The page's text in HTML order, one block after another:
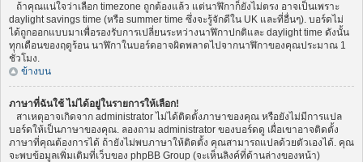
ถ้าคุณแน่ใจว่าเลือก timezone ถูกต้องแล้ว แต่นาฬิกาก็ยังไม่ตรง อาจเป็นเพราะ
daylight savings time (หรือ summer time ซึ่งจะรู้จักดีใน UK และที่อื่นๆ). บอร์ดไม่
ได้ถูกออกแบบมาเพื่อรองรับการเปลี่ยนระหว่างนาฬิกาปกติและ daylight time ดังนั้น
ทุกเดือนของฤดูร้อน นาฬิกาในบอร์ดอาจผิดพลาดไปจากนาฬิกาของคุณประมาณ 1
ชั่วโมง.
ข้างบน
ภาษาที่ฉันใช้ ไม่ได้อยู่ในรายการให้เลือก!
สาเหตุอาจเกิดจาก administrator ไม่ได้ติดตั้งภาษาของคุณ หรือยังไม่มีการแปล
บอร์ดให้เป็นภาษาของคุณ. ลองถาม administrator ของบอร์ดดู เผื่อเขาอาจติดตั้ง
ภาษาที่คุณต้องการได้ ถ้ายังไม่พบภาษาให้ติดตั้ง คุณสามารถแปลด้วยตัวเองได้. คุณ
จะพบข้อมูลเพิ่มเติมที่เว็บของ phpBB Group (จะเห็นลิงค์ที่ด้านล่างของหน้า)